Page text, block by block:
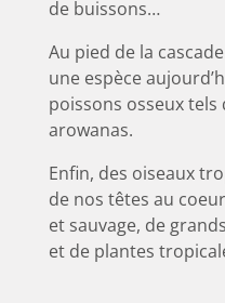
de buissons…
Au pied de la
une espèce
poissons osseux
arowanas.
Enfin, des oiseaux
de nos têtes au
et sauvage, de
et de plantes